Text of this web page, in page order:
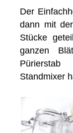
Der
dann mit
Stücke
ganzen
Pürierstab
Standmixer